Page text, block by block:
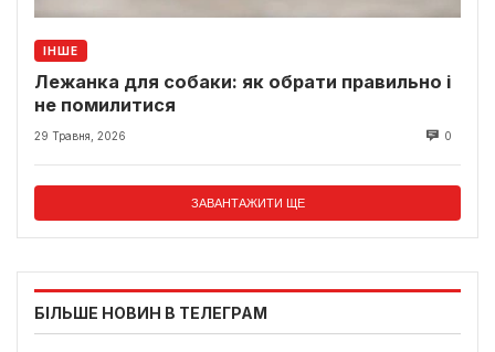
ІНШЕ
Лежанка для собаки: як обрати правильно і
не помилитися
29 Травня, 2026 0
ЗАВАНТАЖИТИ ЩЕ
БІЛЬШЕ НОВИН В ТЕЛЕГРАМ